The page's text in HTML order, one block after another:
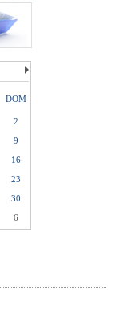
DOM
2
9
16
23
30
6